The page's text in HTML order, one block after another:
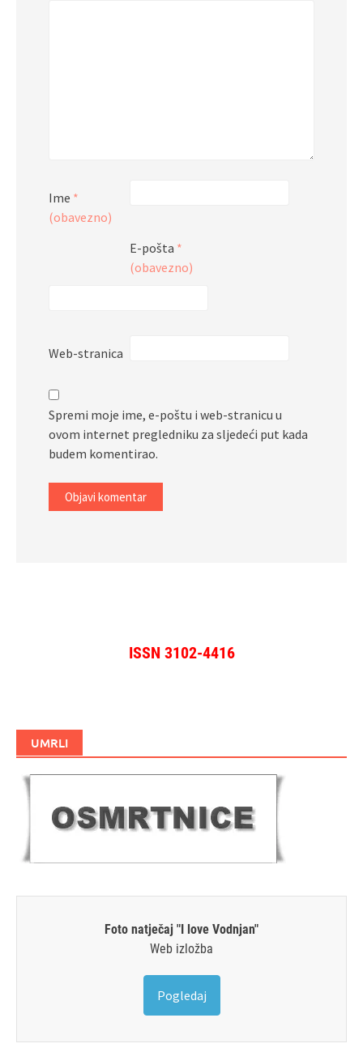
Ime *
(obavezno)
E-pošta *
(obavezno)
Web-stranica
Spremi moje ime, e-poštu i web-stranicu u
ovom internet pregledniku za sljedeći put kada
budem komentirao.
ISSN 3102-4416
UMRLI
Foto natječaj "I love Vodnjan"
Web izložba
Pogledaj